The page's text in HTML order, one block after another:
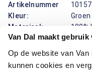
Van Dal maakt gebruik
Op de website van Van
kunnen cookies en
Artikelnummer
Kleur:
Groen
Materiaal:
100%
Pasvorm:
Met deze groene trui